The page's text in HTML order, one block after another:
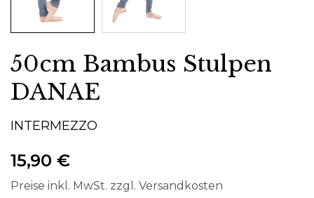
50cm Bambus Stulpen
DANAE
INTERMEZZO
15,90 €
Preise inkl. MwSt. zzgl. Versandkosten